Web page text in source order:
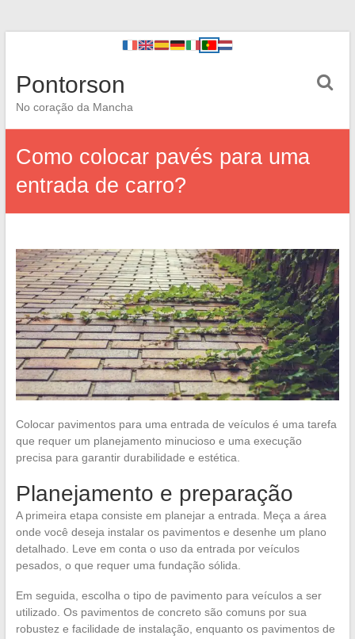
Pontorson
No coração da Mancha
Como colocar pavés para uma
entrada de carro?
Colocar pavimentos para uma entrada de veículos é uma tarefa
que requer um planejamento minucioso e uma execução
precisa para garantir durabilidade e estética.
Planejamento e preparação
A primeira etapa consiste em planejar a entrada. Meça a área
onde você deseja instalar os pavimentos e desenhe um plano
detalhado. Leve em conta o uso da entrada por veículos
pesados, o que requer uma fundação sólida.
Em seguida, escolha o tipo de pavimento para veículos a ser
utilizado. Os pavimentos de concreto são comuns por sua
robustez e facilidade de instalação, enquanto os pavimentos de